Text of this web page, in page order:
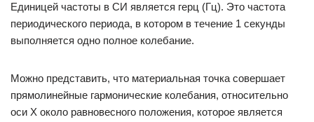
Единицей частоты в СИ является герц (Гц). Это частота
периодического периода, в котором в течение 1 секунды
выполняется одно полное колебание.
Можно представить, что материальная точка совершает
прямолинейные гармонические колебания, относительно
оси Х около равновесного положения, которое является